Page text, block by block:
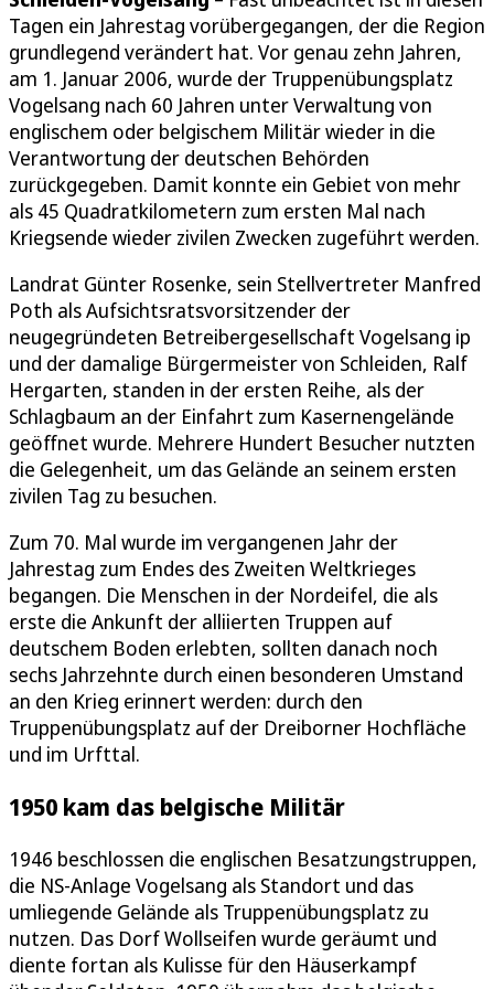
Tagen ein Jahrestag vorübergegangen, der die Region
grundlegend verändert hat. Vor genau zehn Jahren,
am 1. Januar 2006, wurde der Truppenübungsplatz
Vogelsang nach 60 Jahren unter Verwaltung von
englischem oder belgischem Militär wieder in die
Verantwortung der deutschen Behörden
zurückgegeben. Damit konnte ein Gebiet von mehr
als 45 Quadratkilometern zum ersten Mal nach
Kriegsende wieder zivilen Zwecken zugeführt werden.
Landrat Günter Rosenke, sein Stellvertreter Manfred
Poth als Aufsichtsratsvorsitzender der
neugegründeten Betreibergesellschaft Vogelsang ip
und der damalige Bürgermeister von Schleiden, Ralf
Hergarten, standen in der ersten Reihe, als der
Schlagbaum an der Einfahrt zum Kasernengelände
geöffnet wurde. Mehrere Hundert Besucher nutzten
die Gelegenheit, um das Gelände an seinem ersten
zivilen Tag zu besuchen.
Zum 70. Mal wurde im vergangenen Jahr der
Jahrestag zum Endes des Zweiten Weltkrieges
begangen. Die Menschen in der Nordeifel, die als
erste die Ankunft der alliierten Truppen auf
deutschem Boden erlebten, sollten danach noch
sechs Jahrzehnte durch einen besonderen Umstand
an den Krieg erinnert werden: durch den
Truppenübungsplatz auf der Dreiborner Hochfläche
und im Urfttal.
1950 kam das belgische Militär
1946 beschlossen die englischen Besatzungstruppen,
die NS-Anlage Vogelsang als Standort und das
umliegende Gelände als Truppenübungsplatz zu
nutzen. Das Dorf Wollseifen wurde geräumt und
diente fortan als Kulisse für den Häuserkampf